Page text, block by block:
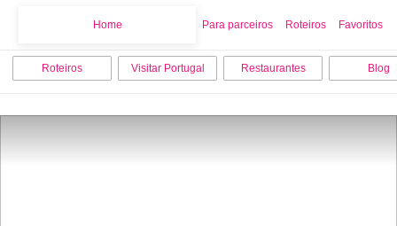
Home Para parceiros Roteiros Favoritos
Roteiros Visitar Portugal Restaurantes Blog